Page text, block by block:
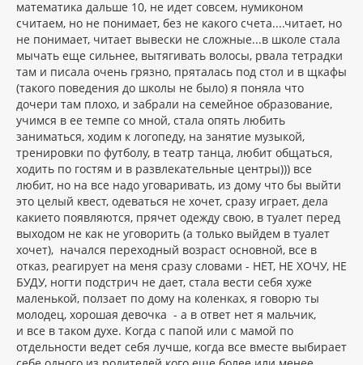
математика дальше 10, не идет совсем, нумиконом
считаем, но не понимает, без не какого счета....читает, но
не понимает, читает вывески не сложные...в школе стала
мычать еще сильнее, вытягивать волосы, рвала тетрадки
там и писала очень грязно, пряталась под стол и в щкафы
(такого поведения до школы не было) я поняла что
дочери там плохо, и забрали на семейное образование,
учимся в ее темпе со мной, стала опять любить
заниматься, ходим к логопеду, на занятие музыкой,
тренировки по футболу, в театр танца, любит общаться,
ходить по гостям и в развлекательные центры))) все
любит, но на все надо уговаривать, из дому что бы выйти
это целый квест, одеваться не хочет, сразу играет, дела
какието появляются, прячет одежду свою, в туалет перед
выходом не как не уговорить (а только выйдем в туалет
хочет), начался переходный возраст основной, все в
отказ, реагирует на меня сразу словами - НЕТ, НЕ ХОЧУ, НЕ
БУДУ, ногти подстрич не дает, стала вести себя хуже
маленькой, ползает по дому на коленках, я говорю ты
молодец, хорошая девочка - а в ответ нет я мальчик,
и все в таком духе. Когда с папой или с мамой по
отдельности ведет себя лучше, когда все вместе выбирает